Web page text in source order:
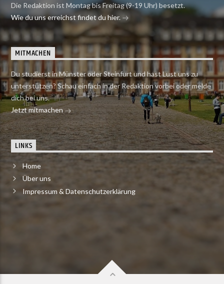
Die Redaktion ist Montag bis Freitag (9-19 Uhr) besetzt.
Wie du uns erreichst findet du hier.
MITMACHEN
Du studierst in Münster oder Steinfurt und hast Lust uns zu
unterstützen? Schau einfach in der Redaktion vorbei oder melde
dich bei uns.
Jetzt mitmachen
LINKS
Home
Über uns
Impressum & Datenschutzerklärung